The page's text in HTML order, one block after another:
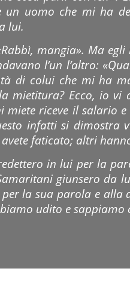
un uomo che mi ha
lui.
mangia». Ma
l’un l’altro:
di colui che mi ha
mietitura? Ecco, io
miete riceve il salario
infatti si dimostra
faticato; altri
in lui per la
giunsero da
la sua parola e alla
udito e sappiamo